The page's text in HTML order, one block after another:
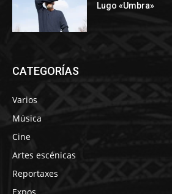
Lugo «Umbra»
CATEGORÍAS
Varios
Música
Cine
Artes escénicas
Reportaxes